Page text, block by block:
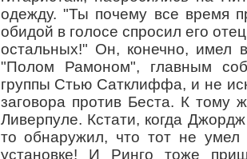
одежду. "Ты почему все время
обидой в голосе спросил его
остальных!" Он, конечно, имел
"Полом Рамоном", главным
группы Стью Сатклиффа, и не
заговора против Беста. К
Ливерпуле. Кстати, когда
то обнаружил, что тот не
установке! И Ринго тоже